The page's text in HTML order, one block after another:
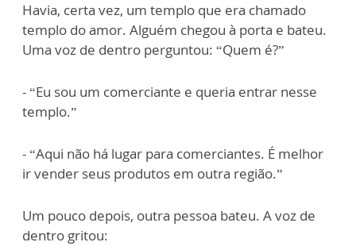
Havia, certa vez, um templo que era chamado
templo do amor. Alguém chegou à porta e bateu.
Uma voz de dentro perguntou: “Quem é?”
- “Eu sou um comerciante e queria entrar nesse
templo.”
- “Aqui não há lugar para comerciantes. É melhor
ir vender seus produtos em outra região.”
Um pouco depois, outra pessoa bateu. A voz de
dentro gritou: